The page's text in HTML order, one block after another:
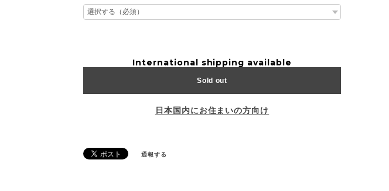
International shipping available
Sold out
日本国内にお住まいの方向け
通報する